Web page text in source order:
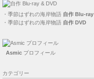
・ 季節はずれの海岸物語 自作 Blu-ray
・ 季節はずれの海岸物語 自作 DVD
Asmicプロフィール
カテゴリー